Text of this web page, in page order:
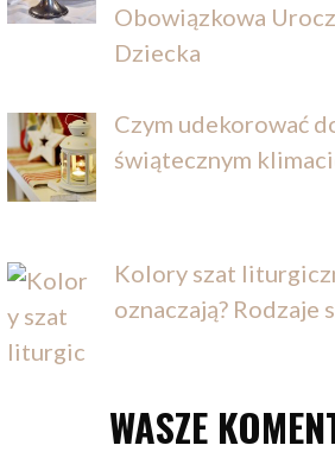
Obowiązkowa
Dziecka
Czym udekorować
świątecznym
Kolory szat
oznaczają? Rodzaje
WASZE